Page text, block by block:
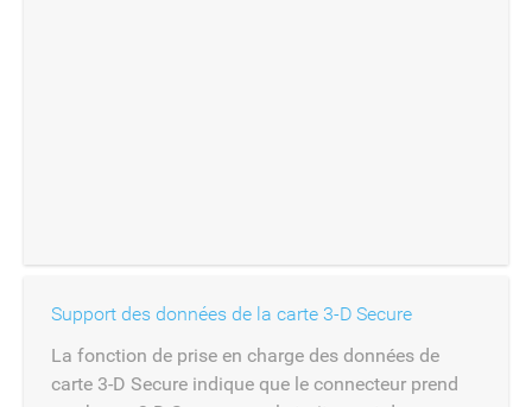
Support des données de la carte 3-D Secure
La fonction de prise en charge des données de
carte 3-D Secure indique que le connecteur prend